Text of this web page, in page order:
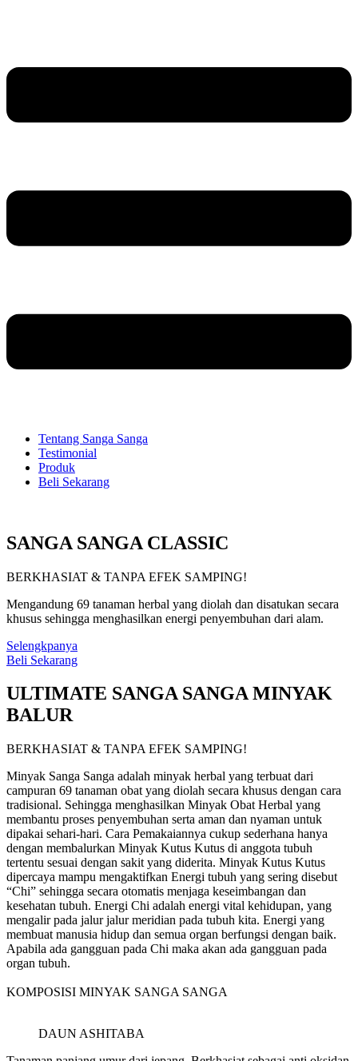
Tentang Sanga Sanga
Testimonial
Produk
Beli Sekarang
SANGA SANGA CLASSIC
BERKHASIAT & TANPA EFEK SAMPING!
Mengandung 69 tanaman herbal yang diolah dan disatukan secara
khusus sehingga menghasilkan energi penyembuhan dari alam.
Selengkpanya
Beli Sekarang
ULTIMATE SANGA SANGA MINYAK
BALUR
BERKHASIAT & TANPA EFEK SAMPING!
Minyak Sanga Sanga adalah minyak herbal yang terbuat dari
campuran 69 tanaman obat yang diolah secara khusus dengan cara
tradisional. Sehingga menghasilkan Minyak Obat Herbal yang
membantu proses penyembuhan serta aman dan nyaman untuk
dipakai sehari-hari. Cara Pemakaiannya cukup sederhana hanya
dengan membalurkan Minyak Kutus Kutus di anggota tubuh
tertentu sesuai dengan sakit yang diderita. Minyak Kutus Kutus
dipercaya mampu mengaktifkan Energi tubuh yang sering disebut
“Chi” sehingga secara otomatis menjaga keseimbangan dan
kesehatan tubuh. Energi Chi adalah energi vital kehidupan, yang
mengalir pada jalur jalur meridian pada tubuh kita. Energi yang
membuat manusia hidup dan semua organ berfungsi dengan baik.
Apabila ada gangguan pada Chi maka akan ada gangguan pada
organ tubuh.
KOMPOSISI MINYAK SANGA SANGA
DAUN ASHITABA